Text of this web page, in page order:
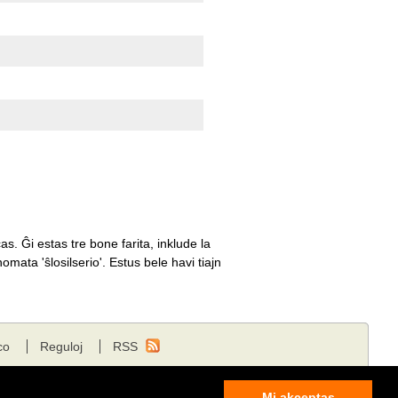
Ĝi estas tre bone farita, inklude la
'ŝlosilserio'. Estus bele havi tiajn
Reguloj RSS